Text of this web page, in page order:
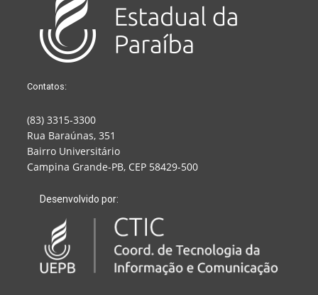
Contatos:
(83) 3315-3300
Rua Baraúnas, 351
Bairro Universitário
Campina Grande-PB, CEP 58429-500
Desenvolvido por: